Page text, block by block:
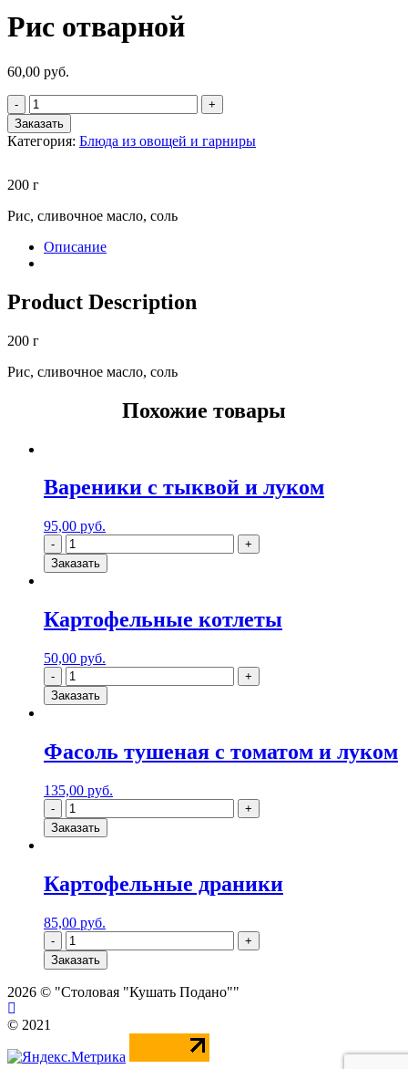
Рис отварной
60,00 руб.
Заказать
Категория: Блюда из овощей и гарниры
200 г
Рис, сливочное масло, соль
Описание
Product Description
200 г
Рис, сливочное масло, соль
Похожие товары
Вареники с тыквой и луком
95,00 руб.
Заказать
Картофельные котлеты
50,00 руб.
Заказать
Фасоль тушеная с томатом и луком
135,00 руб.
Заказать
Картофельные драники
85,00 руб.
Заказать
2026 © "Столовая "Кушать Подано""
© 2021